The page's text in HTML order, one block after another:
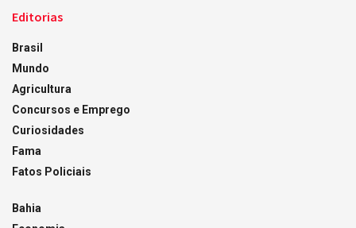
Editorias
Brasil
Mundo
Agricultura
Concursos e Emprego
Curiosidades
Fama
Fatos Policiais
Bahia